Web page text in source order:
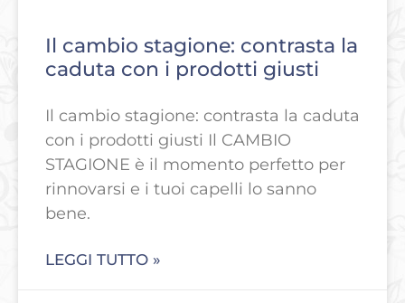
Il cambio stagione: contrasta la
caduta con i prodotti giusti
Il cambio stagione: contrasta la caduta
con i prodotti giusti Il CAMBIO
STAGIONE è il momento perfetto per
rinnovarsi e i tuoi capelli lo sanno
bene.
LEGGI TUTTO »